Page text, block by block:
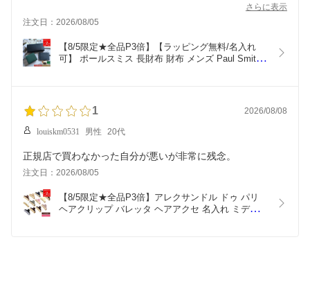
さらに表示
注文日：2026/08/05
【8/5限定★全品P3倍】【ラッピング無料/名入れ
可】 ポールスミス 長財布 財布 メンズ Paul Smith
性
1 2026/08/08
louiskm0531 男性 20代
正規店で買わなかった自分が悪いが非常に残念。
注文日：2026/08/05
【8/5限定★全品P3倍】アレクサンドル ドゥ パリ
ヘアクリップ バレッタ ヘアアクセ 名入れ ミディア